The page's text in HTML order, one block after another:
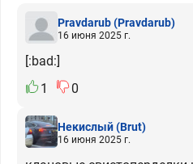
Pravdarub(Pravdarub)
16 июня 2025 г.
[:bad:]
1
0
Некислый(Brut)
16 июня 2025 г.